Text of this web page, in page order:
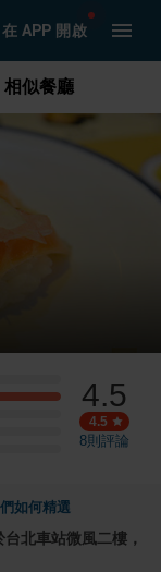
在 APP 開啟
相似餐廳
4.5
4.5
8則評論
如何精選
北車站微風二樓，